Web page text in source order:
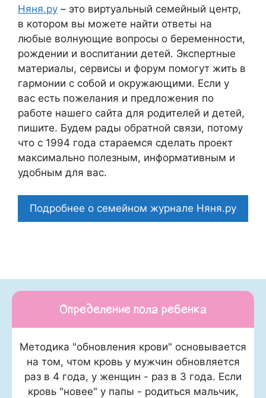
Няня.ру – это виртуальный семейный центр,
в котором вы можете найти ответы на
любые волнующие вопросы о беременности,
рождении и воспитании детей. Экспертные
материалы, сервисы и форум помогут жить в
гармонии с собой и окружающими. Если у
вас есть пожелания и предложения по
работе нашего сайта для родителей и детей,
пишите. Будем рады обратной связи, потому
что c 1994 года стараемся сделать проект
максимально полезным, информативным и
удобным для вас.
Подробнее о семейном журнале Няня.ру
Определение пола ребенка
Методика "обновления крови" основывается
на том, чтом кровь у мужчин обновляется
раз в 4 года, у женщин - раз в 3 года. Если
кровь "новее" у папы - родиться мальчик,